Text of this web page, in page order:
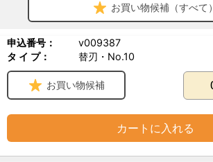
お買い物候補（すべて）
申込番号：
v009387
タ イ プ：
替刃・No.10
お買い物候補
カートに入れる